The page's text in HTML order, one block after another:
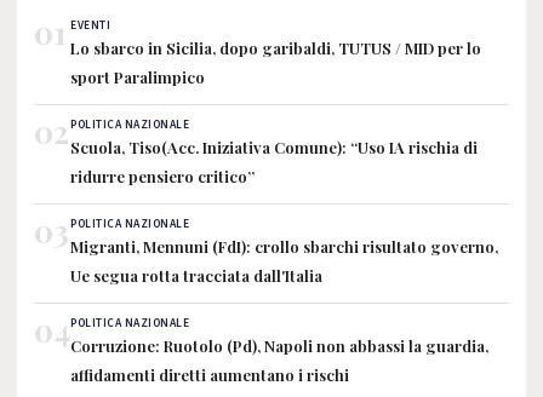
01 EVENTI
Lo sbarco in Sicilia, dopo garibaldi, TUTUS / MID per lo
sport Paralimpico
02POLITICA NAZIONALE
Scuola, Tiso(Acc. Iniziativa Comune): “Uso IA rischia di
ridurre pensiero critico”
03POLITICA NAZIONALE
Migranti, Mennuni (FdI): crollo sbarchi risultato governo,
Ue segua rotta tracciata dall'Italia
04POLITICA NAZIONALE
Corruzione: Ruotolo (Pd), Napoli non abbassi la guardia,
affidamenti diretti aumentano i rischi